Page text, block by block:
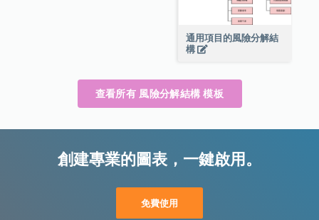
通用項目的風險分解結
構
查看所有 風險分解結構 模板
創建專業的圖表，一鍵啟用。
免費使用